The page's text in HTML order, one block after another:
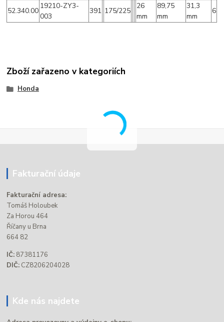
52.340.00
19210-ZY3-
003
391 175/225
26
mm
89,75
mm
31,3
mm
6
Zboží zařazeno v kategoriích
Honda
Fakturační údaje
Fakturační adresa:
Tomáš Holoubek
Za Horou 464
Říčany u Brna
664 82
IČ: 87381176
DIČ: CZ8206204028
Kde nás najdete